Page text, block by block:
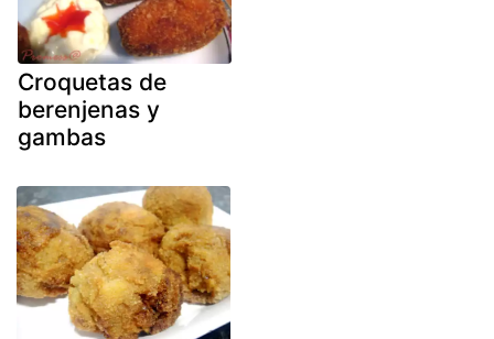
Croquetas de
berenjenas y
gambas